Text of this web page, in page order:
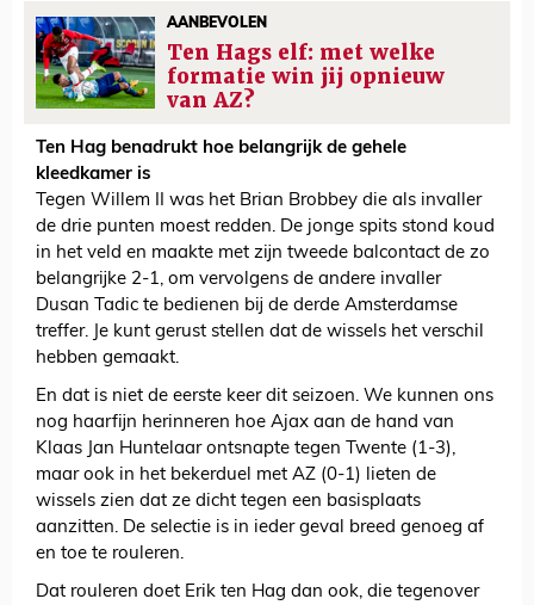
AANBEVOLEN
Ten Hags elf: met welke
formatie win jij opnieuw
van AZ?
Ten Hag benadrukt hoe belangrijk de gehele
kleedkamer is
Tegen Willem II was het Brian Brobbey die als invaller
de drie punten moest redden. De jonge spits stond koud
in het veld en maakte met zijn tweede balcontact de zo
belangrijke 2-1, om vervolgens de andere invaller
Dusan Tadic te bedienen bij de derde Amsterdamse
treffer. Je kunt gerust stellen dat de wissels het verschil
hebben gemaakt.
En dat is niet de eerste keer dit seizoen. We kunnen ons
nog haarfijn herinneren hoe Ajax aan de hand van
Klaas Jan Huntelaar ontsnapte tegen Twente (1-3),
maar ook in het bekerduel met AZ (0-1) lieten de
wissels zien dat ze dicht tegen een basisplaats
aanzitten. De selectie is in ieder geval breed genoeg af
en toe te rouleren.
Dat rouleren doet Erik ten Hag dan ook, die tegenover